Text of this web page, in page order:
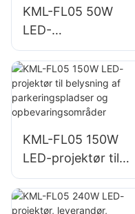
KML-FL05 50W
LED-
projektørleverandø
r til udendørs
bygningsfacader
og belysning af
KML-FL05 150W
LED-projektør til
belysning af
parkeringspladser